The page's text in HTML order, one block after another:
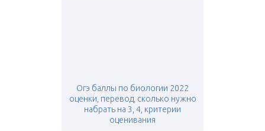
Огэ баллы по биологии 2022
оценки, перевод, сколько нужно
набрать на 3, 4, критерии
оценивания